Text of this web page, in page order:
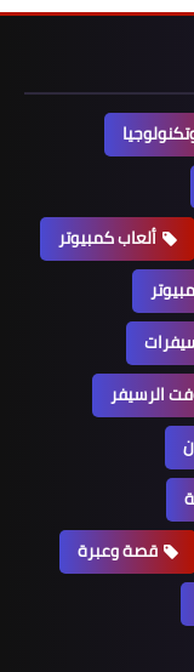
ألعاب كمبيوتر
الرسيفر
قصة وعبرة